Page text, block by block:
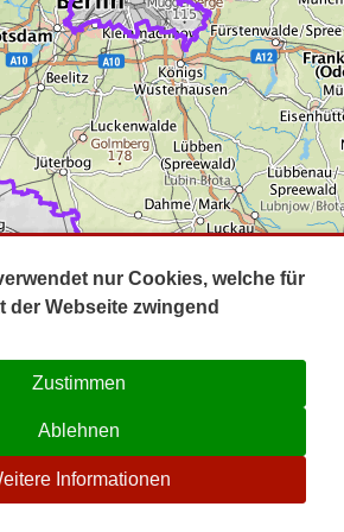
☉
nur Cookies, welche für
der Webseite zwingend
Zustimmen
Ablehnen
Informationen